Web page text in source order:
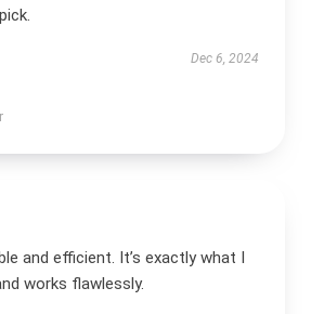
Dec 6, 2024
and efficient. It’s exactly what I
works flawlessly.